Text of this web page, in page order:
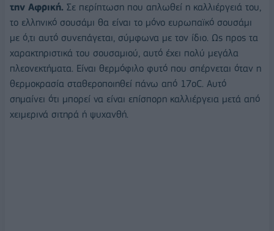
την Αφρική. Σε περίπτωση που απλωθεί η καλλιέργειά του,
το ελληνικό σουσάμι θα είναι το μόνο ευρωπαϊκό σουσάμι
με ό,τι αυτό συνεπάγεται, σύμφωνα με τον ίδιο. Ως προς τα
χαρακτηριστικά του σουσαμιού, αυτό έχει πολύ μεγάλα
πλεονεκτήματα. Είναι θερμόφιλο φυτό που σπέρνεται όταν η
θερμοκρασία σταθεροποιηθεί πάνω από 17oC. Αυτό
σημαίνει ότι μπορεί να είναι επίσπορη καλλιέργεια μετά από
χειμερινά σιτηρά ή ψυχανθή.